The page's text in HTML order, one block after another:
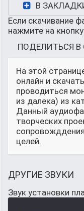
В
Если скачивание
нажмите на
ПОДЕЛИТЬСЯ В
На этой
онлайн и
проводиться
из далека) из
Данный
творческих
целей.
ДРУГИЕ ЗВУКИ
Звук установки